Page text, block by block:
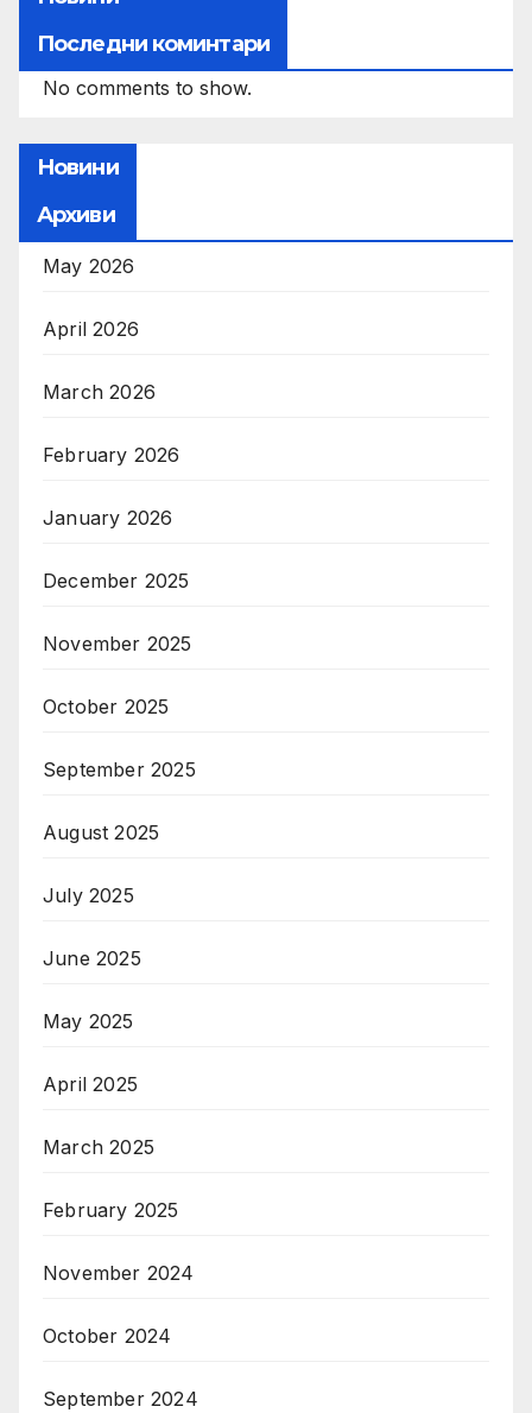
Последни коминтари
No comments to show.
Новини
Архиви
May 2026
April 2026
March 2026
February 2026
January 2026
December 2025
November 2025
October 2025
September 2025
August 2025
July 2025
June 2025
May 2025
April 2025
March 2025
February 2025
November 2024
October 2024
September 2024